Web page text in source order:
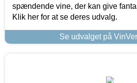
spændende vine, der kan give
Klik her for at se deres udvalg.
Se udvalget på